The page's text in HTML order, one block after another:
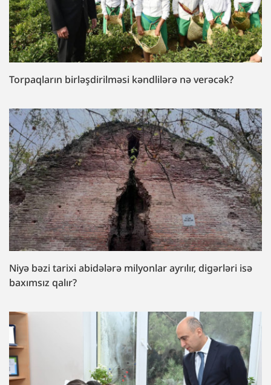
Torpaqların birləşdirilməsi kəndlilərə nə verəcək?
Niyə bəzi tarixi abidələrə milyonlar ayrılır, digərləri isə
baxımsız qalır?